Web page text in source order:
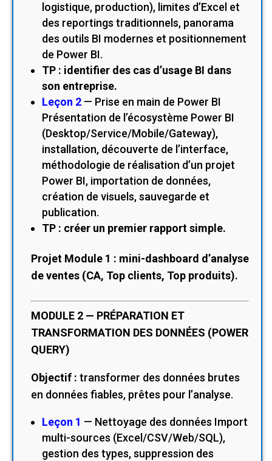
logistique, production), limites d’Excel et
des reportings traditionnels, panorama
des outils BI modernes et positionnement
de Power BI.
TP : identifier des cas d’usage BI dans
son entreprise.
Leçon 2 — Prise en main de Power BI
Présentation de l’écosystème Power BI
(Desktop/Service/Mobile/Gateway),
installation, découverte de l’interface,
méthodologie de réalisation d’un projet
Power BI, importation de données,
création de visuels, sauvegarde et
publication.
TP : créer un premier rapport simple.
Projet Module 1 : mini-dashboard d’analyse
de ventes (CA, Top clients, Top produits).
MODULE 2 — PRÉPARATION ET
TRANSFORMATION DES DONNÉES (POWER
QUERY)
Objectif : transformer des données brutes
en données fiables, prêtes pour l’analyse.
Leçon 1 — Nettoyage des données Import
multi-sources (Excel/CSV/Web/SQL),
gestion des types, suppression des